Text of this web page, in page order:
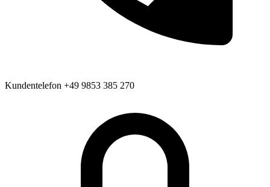
Kundentelefon +49 9853 385 270